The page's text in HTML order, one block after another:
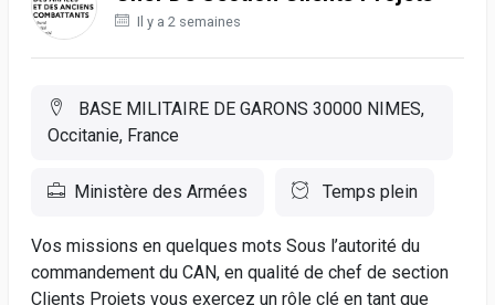
Il y a 2 semaines
BASE MILITAIRE DE GARONS 30000 NIMES,
Occitanie, France
Ministère des Armées Temps plein
Vos missions en quelques mots Sous l’autorité du
commandement du CAN, en qualité de chef de section
Clients Projets vous exercez un rôle clé en tant que